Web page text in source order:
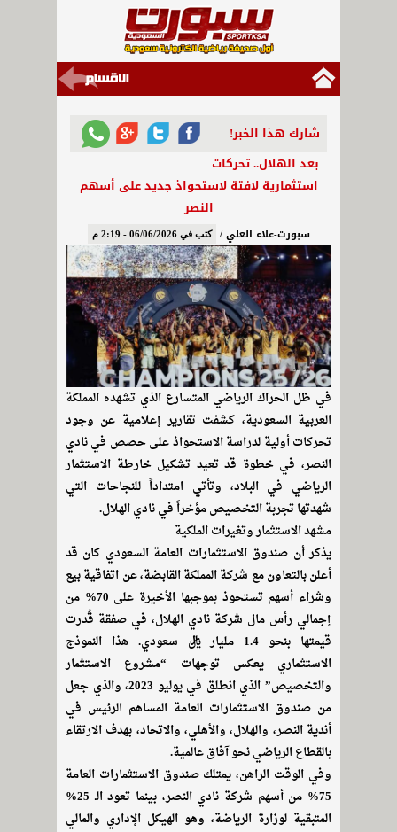
شارك هذا الخبر!
بعد الهلال.. تحركات
استثمارية لافتة لاستحواذ جديد على أسهم
النصر
سبورت-علاء العلي / كتب في 06/06/2026 - 2:19 م
في ظل الحراك الرياضي المتسارع الذي تشهده المملكة
العربية السعودية، كشفت تقارير إعلامية عن وجود
تحركات أولية لدراسة الاستحواذ على حصص في نادي
النصر، في خطوة قد تعيد تشكيل خارطة الاستثمار
الرياضي في البلاد، وتأتي امتداداً للنجاحات التي
شهدتها تجربة التخصيص مؤخراً في نادي الهلال.
مشهد الاستثمار وتغيرات الملكية
يذكر أن صندوق الاستثمارات العامة السعودي كان قد
أعلن بالتعاون مع شركة المملكة القابضة، عن اتفاقية بيع
وشراء أسهم تستحوذ بموجبها الأخيرة على 70% من
إجمالي رأس مال شركة نادي الهلال، في صفقة قُدرت
قيمتها بنحو 1.4 مليار ريال سعودي. هذا النموذج
الاستثماري يعكس توجهات “مشروع الاستثمار
والتخصيص” الذي انطلق في يوليو 2023، والذي جعل
من صندوق الاستثمارات العامة المساهم الرئيس في
أندية النصر، والهلال، والأهلي، والاتحاد، بهدف الارتقاء
بالقطاع الرياضي نحو آفاق عالمية.
وفي الوقت الراهن، يمتلك صندوق الاستثمارات العامة
75% من أسهم شركة نادي النصر، بينما تعود الـ 25%
المتبقية لوزارة الرياضة، وهو الهيكل الإداري والمالي